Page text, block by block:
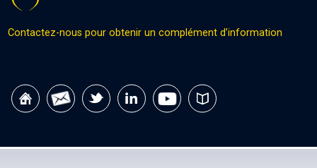
Contactez-nous pour obtenir un complément d’information